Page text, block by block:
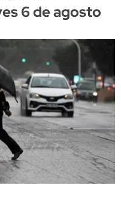
6 de agosto